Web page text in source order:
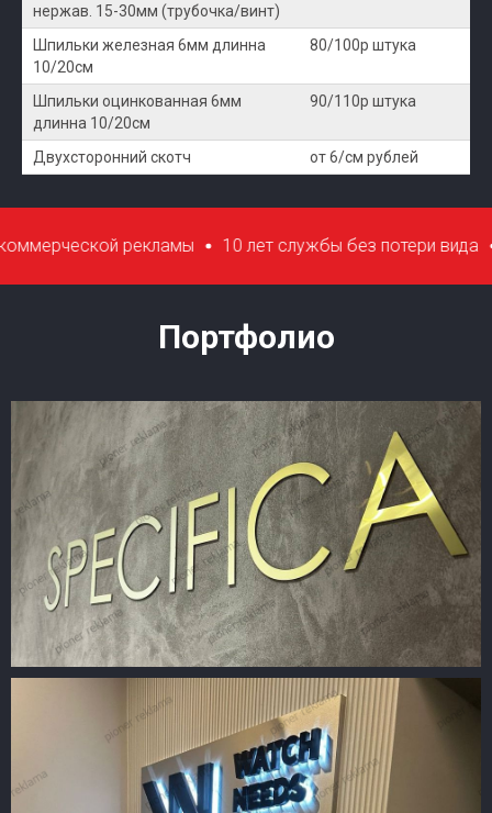
нержав. 15-30мм (трубочка/винт)
Шпильки железная 6мм длинна
10/20см
80/100р штука
Шпильки оцинкованная 6мм
длинна 10/20см
90/110р штука
Двухсторонний скотч от 6/см рублей
рекламы 10 лет службы без потери вида
Портфолио